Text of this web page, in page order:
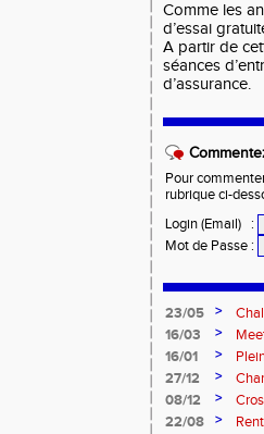
Comme les
d’essai
A partir de
séances
d’assurance.
Pour
rubrique ci-
Login (Email)
:
Mot de Passe :
23/05 >
16/03 >
16/01 >
27/12 >
08/12
>
22/08
>